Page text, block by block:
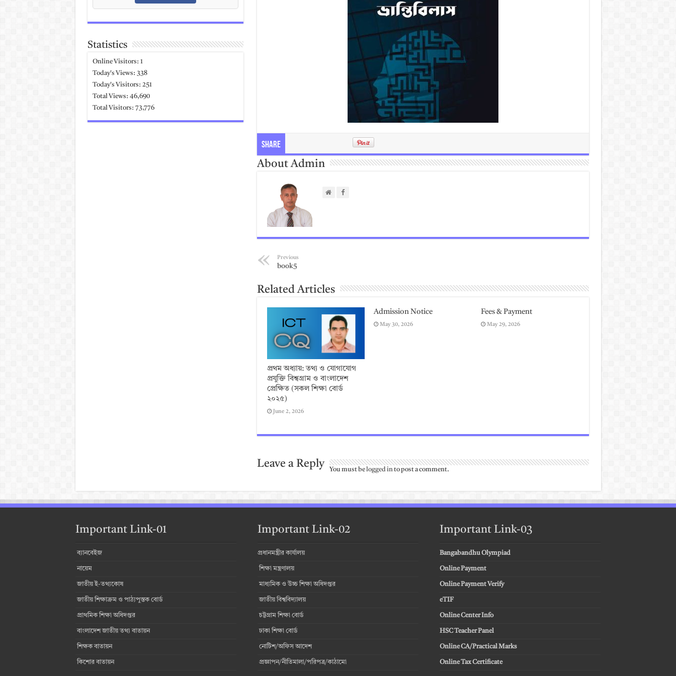
Share
About Admin
Previous
book5
Related Articles
প্রথম অধ্যায়: তথ্য ও যোগাযোগ
প্রযুক্তি বিশ্বগ্রাম ও বাংলাদেশ
প্রেক্ষিত (সকল শিক্ষা বোর্ড
২০২৫)
June 2, 2026
Admission Notice
May 30, 2026
Fees & Payment
May 29, 2026
Leave a Reply
You must belogged into post a comment.
Statistics
Online Visitors: 1
Today's Views: 338
Today's Visitors: 251
Total Views: 46,690
Total Visitors: 73,776
Important Link-01
ব্যানবেইজ
নায়েম
জাতীয় ই-তথ্যকোষ
জাতীয় শিক্ষাক্রম ও পাঠ্যপুস্তক বোর্ড
প্রাথমিক শিক্ষা অধিদপ্তর
বাংলাদেশ জাতীয় তথ্য বাতায়ন
শিক্ষক বাতায়ন
কিশোর বাতায়ন
Important Link-02
প্রধানমন্ত্রীর কার্যালয়
শিক্ষা মন্ত্রণালয়
মাধ্যমিক ও উচ্চ শিক্ষা অধিদপ্তর
জাতীয় বিশ্ববিদ্যালয়
চট্টগ্রাম শিক্ষা বোর্ড
ঢাকা শিক্ষা বোর্ড
নোটিশ/অফিস আদেশ
প্রজ্ঞাপন/নীতিমালা/পরিপত্র/কাঠামো
Important Link-03
Bangabandhu Olympiad
Online Payment
Online Payment Verify
eTIF
Online Center Info
HSC Teacher Panel
Online CA/Practical Marks
Online Tax Certificate